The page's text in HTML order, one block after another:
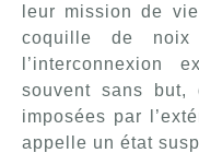
leur mission de
coquille de
souvent sans but,
imposées par
appelle un état